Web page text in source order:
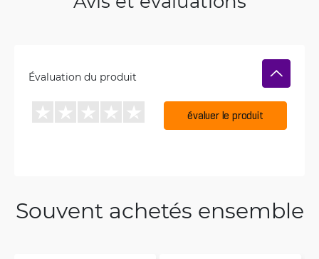
Évaluation du produit
évaluer le produit
Souvent achetés ensemble